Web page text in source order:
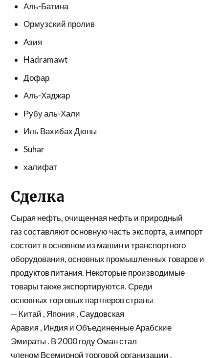
Аль-Батина
Ормузский пролив
Азия
Hadramawt
Дофар
Аль-Хаджар
Рубу аль-Хали
Иль Вахибах Дюны
Suhar
халифат
Сделка
Сырая нефть, очищенная нефть и природный
газсоставляют основную часть экспорта, а импорт
состоит в основном из машин и транспортного
оборудования, основных промышленных товаров и
продуктов питания. Некоторые производимые
товары также экспортируются. Среди
основныхторговых партнеров страны
— Китай , Япония ,Саудовская
Аравия , Индия иОбъединенные Арабские
Эмираты. В 2000 году Оман стал
членом Всемирной торговой организации.